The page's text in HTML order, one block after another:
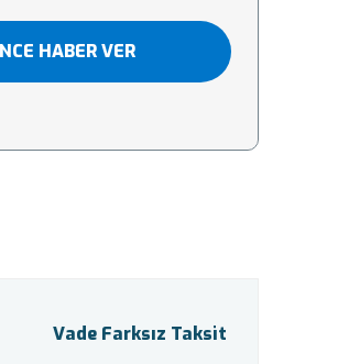
HABER VER
Vade Farksız Taksit